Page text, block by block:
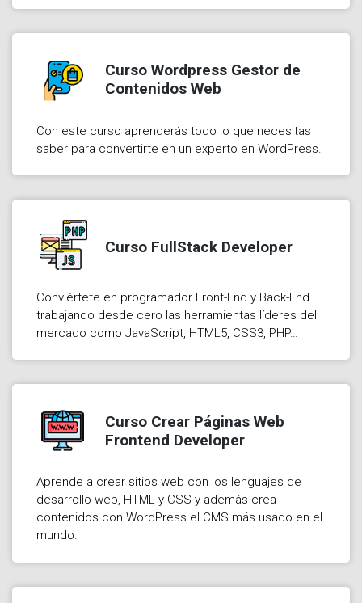
Curso Wordpress Gestor de
Contenidos Web
Con este curso aprenderás todo lo que necesitas
saber para convertirte en un experto en WordPress.
Curso FullStack Developer
Conviértete en programador Front-End y Back-End
trabajando desde cero las herramientas líderes del
mercado como JavaScript, HTML5, CSS3, PHP…
Curso Crear Páginas Web
Frontend Developer
Aprende a crear sitios web con los lenguajes de
desarrollo web, HTML y CSS y además crea
contenidos con WordPress el CMS más usado en el
mundo.